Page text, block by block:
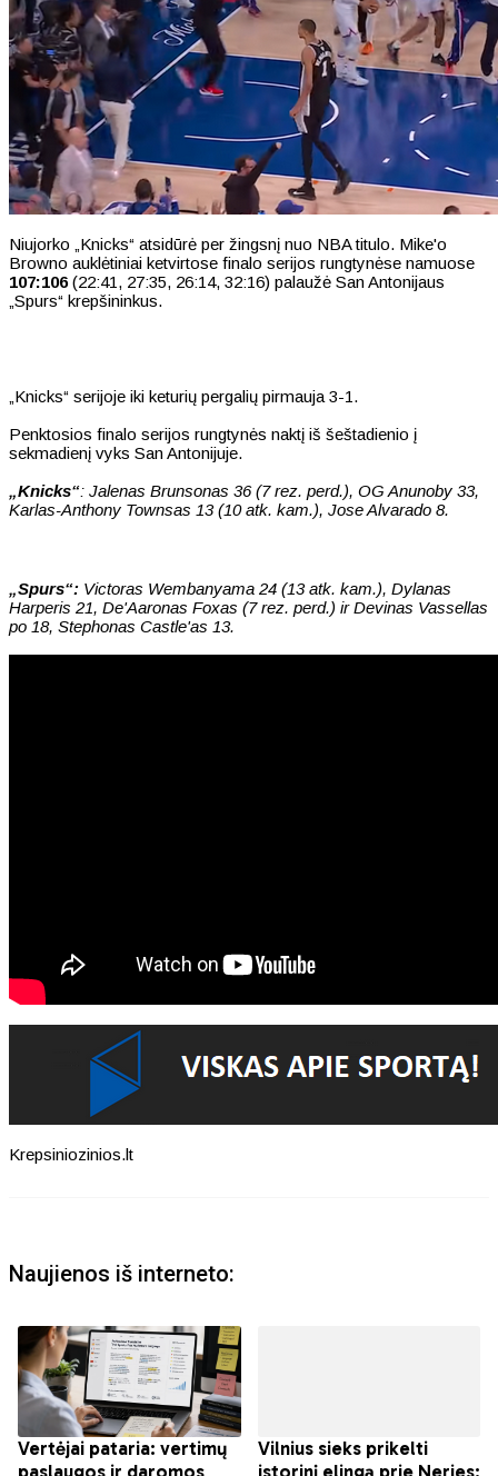
Niujorko „Knicks“ atsidūrė per žingsnį nuo NBA titulo. Mike'o
Browno auklėtiniai ketvirtose finalo serijos rungtynėse namuose
107:106(22:41, 27:35, 26:14, 32:16) palaužė San Antonijaus
„Spurs“ krepšininkus.
„Knicks“ serijoje iki keturių pergalių pirmauja 3-1.
Penktosios finalo serijos rungtynės naktį iš šeštadienio į
sekmadienį vyks San Antonijuje.
„Knicks“: Jalenas Brunsonas 36 (7 rez. perd.), OG Anunoby 33,
Karlas-Anthony Townsas 13 (10 atk. kam.), Jose Alvarado 8.
„Spurs“: Victoras Wembanyama 24 (13 atk. kam.), Dylanas
Harperis 21, De'Aaronas Foxas (7 rez. perd.) ir Devinas Vassellas
po 18, Stephonas Castle'as 13.
Krepsiniozinios.lt
Naujienos iš interneto: